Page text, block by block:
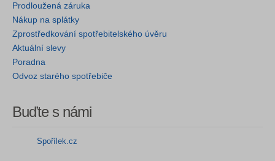
Prodloužená záruka
Nákup na splátky
Zprostředkování spotřebitelského úvěru
Aktuální slevy
Poradna
Odvoz starého spotřebiče
Buďte s námi
Spořílek.cz